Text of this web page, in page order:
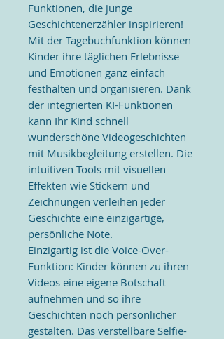
Funktionen, die junge
Geschichtenerzähler inspirieren!
Mit der Tagebuchfunktion können
Kinder ihre täglichen Erlebnisse
und Emotionen ganz einfach
festhalten und organisieren. Dank
der integrierten KI-Funktionen
kann Ihr Kind schnell
wunderschöne Videogeschichten
mit Musikbegleitung erstellen. Die
intuitiven Tools mit visuellen
Effekten wie Stickern und
Zeichnungen verleihen jeder
Geschichte eine einzigartige,
persönliche Note.
Einzigartig ist die Voice-Over-
Funktion: Kinder können zu ihren
Videos eine eigene Botschaft
aufnehmen und so ihre
Geschichten noch persönlicher
gestalten. Das verstellbare Selfie-